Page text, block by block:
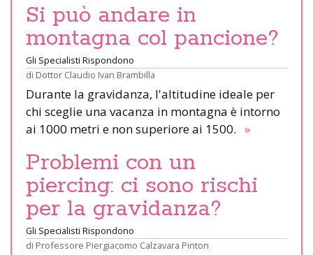
Si può andare in
montagna col pancione?
Gli Specialisti Rispondono
di Dottor Claudio Ivan Brambilla
Durante la gravidanza, l'altitudine ideale per
chi sceglie una vacanza in montagna è intorno
ai 1000 metri e non superiore ai 1500. »
Problemi con un
piercing: ci sono rischi
per la gravidanza?
Gli Specialisti Rispondono
di Professore Piergiacomo Calzavara Pinton